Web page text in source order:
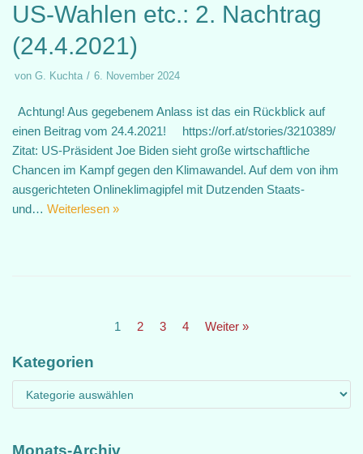
US-Wahlen etc.: 2. Nachtrag
(24.4.2021)
von G. Kuchta 6. November 2024
Achtung! Aus gegebenem Anlass ist das ein Rückblick auf
einen Beitrag vom 24.4.2021! https://orf.at/stories/3210389/
Zitat: US-Präsident Joe Biden sieht große wirtschaftliche
Chancen im Kampf gegen den Klimawandel. Auf dem von ihm
ausgerichteten Onlineklimagipfel mit Dutzenden Staats-
und… Weiterlesen »
1 2 3 4 Weiter »
Kategorien
Monats-Archiv